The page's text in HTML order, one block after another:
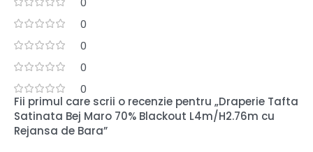
0
0
0
0
Fii primul care scrii o recenzie pentru „Draperie Tafta
Satinata Bej Maro 70% Blackout L4m/H2.76m cu
Rejansa de Bara”